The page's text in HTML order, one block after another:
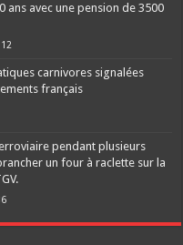
ans avec une pension de 3500
carnivores signalées
français
pendant plusieurs
un four à raclette sur la